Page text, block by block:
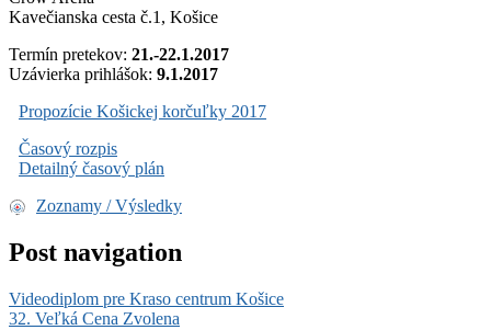
Kavečianska cesta č.1, Košice
Termín pretekov: 21.-22.1.2017
Uzávierka prihlášok: 9.1.2017
Propozície Košickej korčuľky 2017
Časový rozpis
Detailný časový plán
Zoznamy / Výsledky
Post navigation
Videodiplom pre Kraso centrum Košice
32. Veľká Cena Zvolena